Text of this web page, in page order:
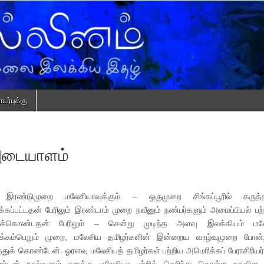
மலேசியாவுக்கும் – ஒருமுறை சிங்கப்பூரில்
பேரிலும் இரண்டாம் முறை நவீனும் நண்பர்களும் அமைப்பியல்
பேரிலும் – சென்று முடிந்த அளவு இலக்கியம்
முறை, மலேசிய தமிழர்களின் இன்றைய வாழ்வுமுறை
கொண்டேன். ஓரளவு மலேசியத் தமிழர்கள் பற்றிய அமெரிக்கப்